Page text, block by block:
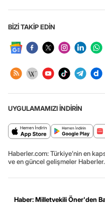
BİZİ TAKİP EDİN
UYGULAMAMIZI İNDİRİN
Haberler.com: Türkiye’nin en
ve en güncel gelişmeler
Haber: Milletvekili Öner'den